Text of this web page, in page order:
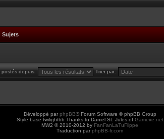
Sujets
postés depuis: Trier par:
Développé par phpBB® Forum Software © phpBB Group
Style base twilightbb Thanks to Daniel St. Jules of Gamexe.net
MW2 © 2010-2012 by FanFanLaTuFlippe
Traduction par phpBB-fr.com